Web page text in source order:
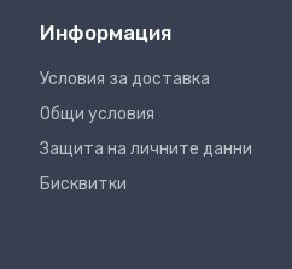
Информация
Условия за доставка
Общи условия
Защита на личните данни
Бисквитки